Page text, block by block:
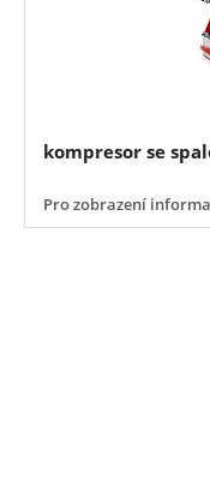
kompresor se
Pro zobrazení